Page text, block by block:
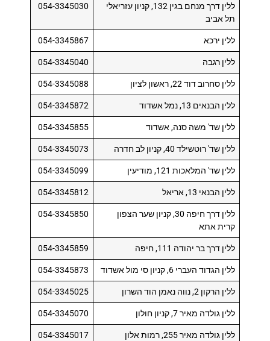
ללין דרך מנחם בגין 132, קניון עזריאלי
תל אביב
054-3345030
ללין ירכא 054-3345867
ללין רגבה 054-3345040
ללין סחרוב דוד 22, ראשון לציון 054-3345088
ללין הבנאים 13, נמל אשדוד 054-3345872
ללין שד' משה סנה, אשדוד 054-3345855
ללין שד' רוטשילד 40, קניון לב חדרה 054-3345073
ללין שד' המלאכות 121, מודיעין 054-3345099
ללין הבנאי 13, אריאל 054-3345812
ללין דרך חיפה 30, קניון שער הצפון
קרית אתא
054-3345850
ללין דרך בר יהודה 111, חיפה 054-3345859
ללין הגדוד העברי 6, קניון סי מול אשדוד 054-3345873
ללין הרקון 2, נווה נאמן הוד השרון 054-3345025
ללין גולדה מאיר 7, קניון חולון 054-3345070
ללין גולדה מאיר 255, רמות אלון
054-3345017